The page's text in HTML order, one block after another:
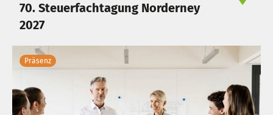
70. Steuerfachtagung Norderney
2027
Präsenz